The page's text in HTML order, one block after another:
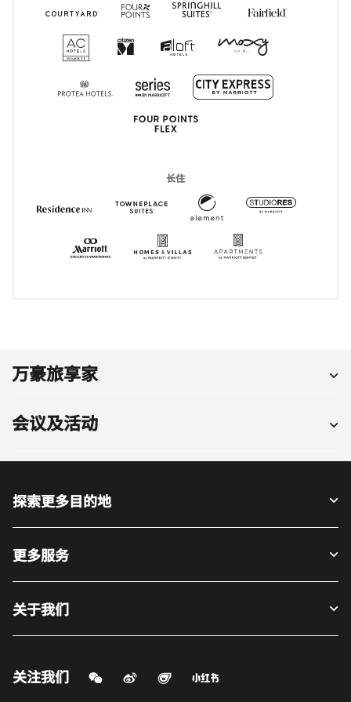
Courtyard Hotels
打开新窗口Four Points
打开新窗口 Springhill Suites
打开新窗口Fairfield
打开新窗口
AC Hotels
打开新窗口CitizenM
打开新窗口Aloft
打开新窗口 Moxy
打开新窗口
Protea
打开新窗口Series
打开新窗口 City Express
打开新窗口
Four Points Express
打开新窗口
长住
Residence Inn
打开新窗口 TownePlace Suites
打开新窗口 Element
打开新窗口 打开新窗
Marriott Executive Apartments
打开新窗口 打开新窗口
万豪旅享家
会议及活动
探索更多目的地
更多服务
关于我们
关注我们 微信扫一扫
微博
打开新窗口
飞猪
打开新窗口打开新窗口